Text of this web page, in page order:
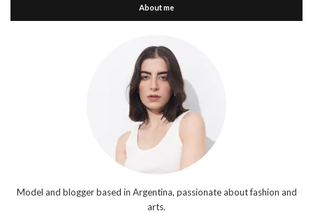
About me
Model and blogger based in Argentina, passionate about fashion and
arts.